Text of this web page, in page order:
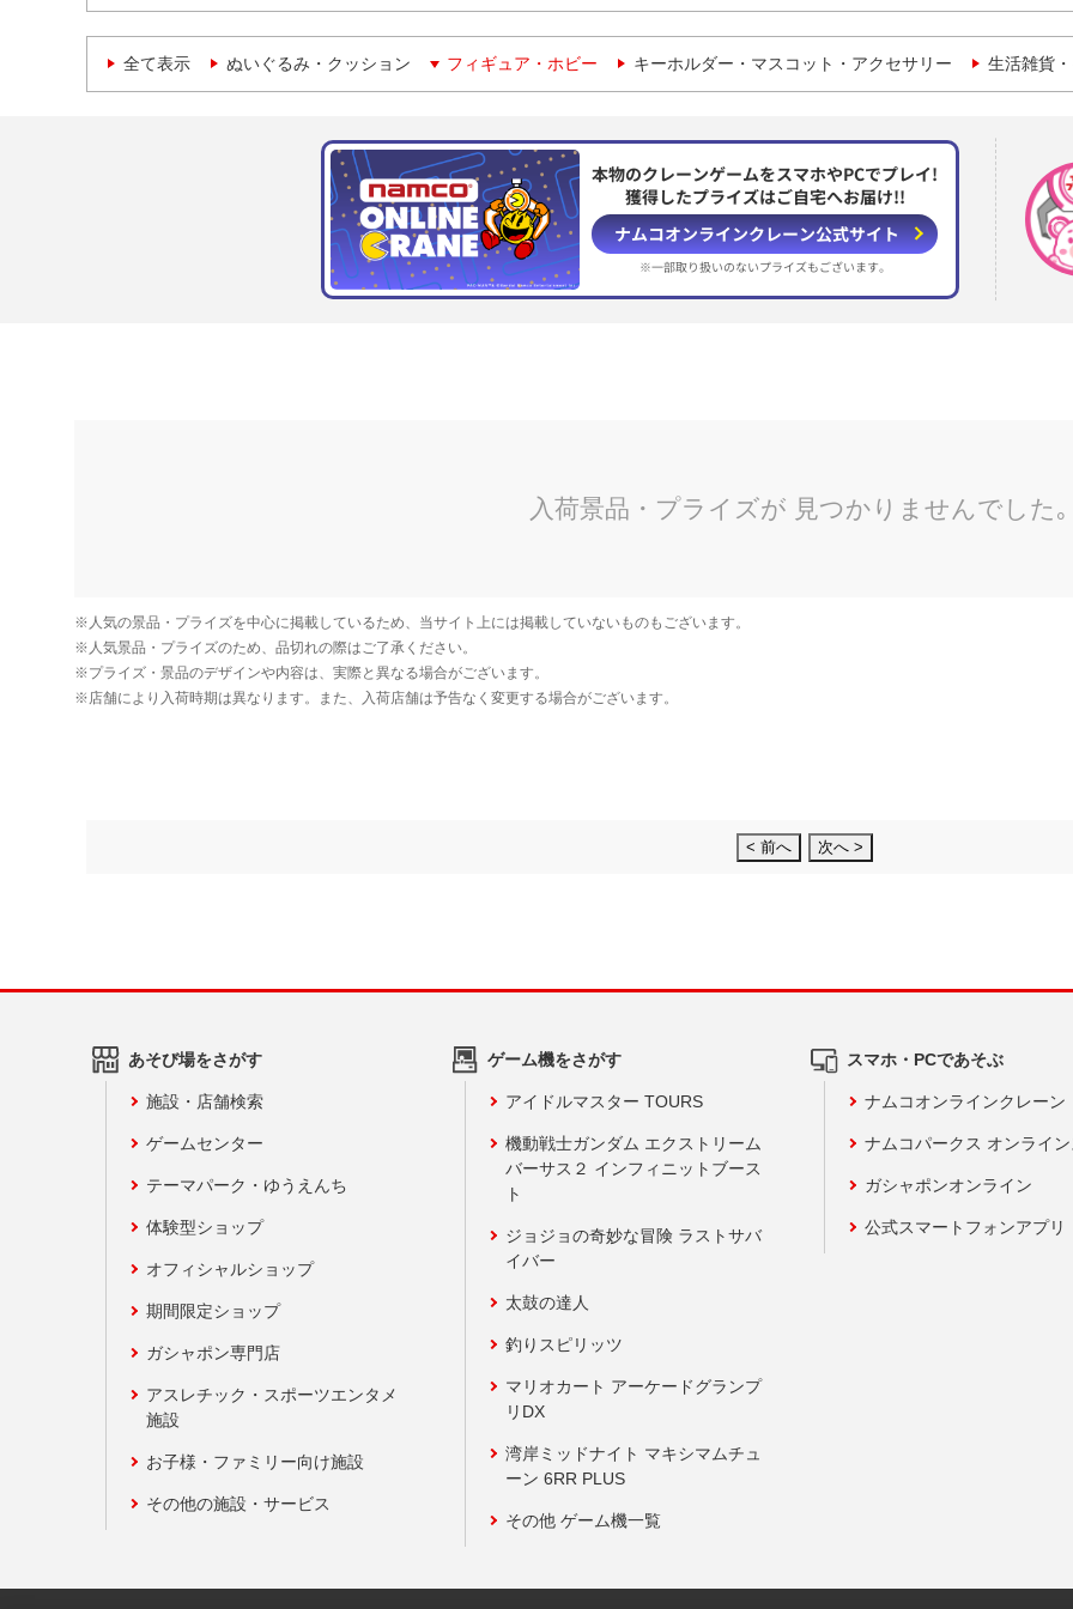
全て表示 ぬいぐるみ・クッション フィギュア・ホビー キーホルダー・マスコット・アクセサリー 生活雑貨
本物のクレーンゲームをスマホやPCでプレイ!
獲得したプライズはご自宅へお届け!!
ナムコオンラインクレーン公式サイト
※一部取り扱いのないプライズもございます。
< 前へ 次へ >
あそび場をさがす
施設・店舗検索
ゲームセンター
テーマパーク・ゆうえんち
体験型ショップ
オフィシャルショップ
期間限定ショップ
ガシャポン専門店
アスレチック・スポーツエンタメ
施設
お子様・ファミリー向け施設
その他の施設・サービス
ゲーム機をさがす
アイドルマスター TOURS
機動戦士ガンダム エクストリーム
バーサス２ インフィニットブース
ト
ジョジョの奇妙な冒険 ラストサバ
イバー
太鼓の達人
釣りスピリッツ
マリオカート アーケードグランプ
リDX
湾岸ミッドナイト マキシマムチュ
ーン 6RR PLUS
その他 ゲーム機一覧
スマホ・PCであそぶ
ナムコオンラインクレーン
ナムコパークス オンライ
ガシャポンオンライン
公式スマートフォンアプリ